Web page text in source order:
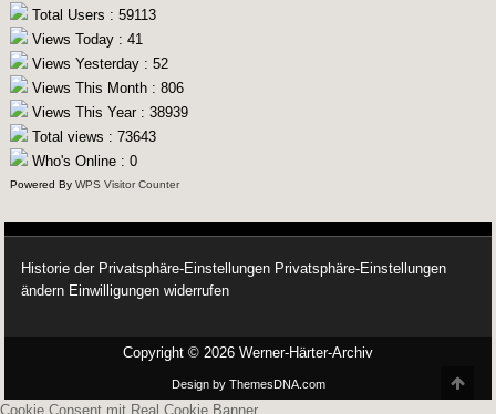
Total Users : 59113
Views Today : 41
Views Yesterday : 52
Views This Month : 806
Views This Year : 38939
Total views : 73643
Who's Online : 0
Powered ByWPS Visitor Counter
Historie der Privatsphäre-Einstellungen Privatsphäre-Einstellungen
ändern Einwilligungen widerrufen
Copyright © 2026 Werner-Härter-Archiv
Design by ThemesDNA.com
Cookie Consent mit Real Cookie Banner